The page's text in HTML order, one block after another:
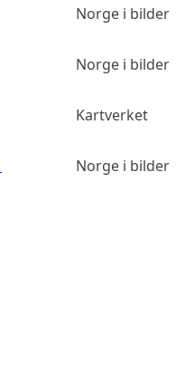
Norge i bilder
Norge i bilder
Kartverket
Norge i bilder